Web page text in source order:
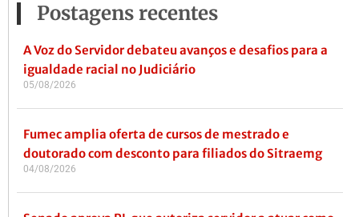
Postagens recentes
A Voz do Servidor debateu avanços e desafios para a
igualdade racial no Judiciário
05/08/2026
Fumec amplia oferta de cursos de mestrado e
doutorado com desconto para filiados do Sitraemg
04/08/2026